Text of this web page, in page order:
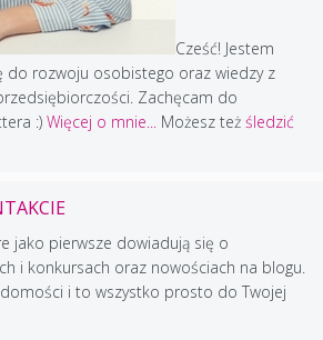
Cześć! Jestem
do rozwoju osobistego oraz wiedzy z
Zachęcam do
:) Więcej o mnie... Możesz też śledzić
jako pierwsze dowiadują się o
i konkursach oraz nowościach na blogu.
i to wszystko prosto do Twojej